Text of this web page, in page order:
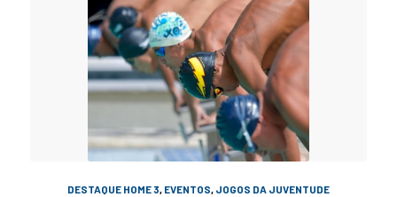
DESTAQUE HOME 3 EVENTOS JOGOS DA JUVENTUDE